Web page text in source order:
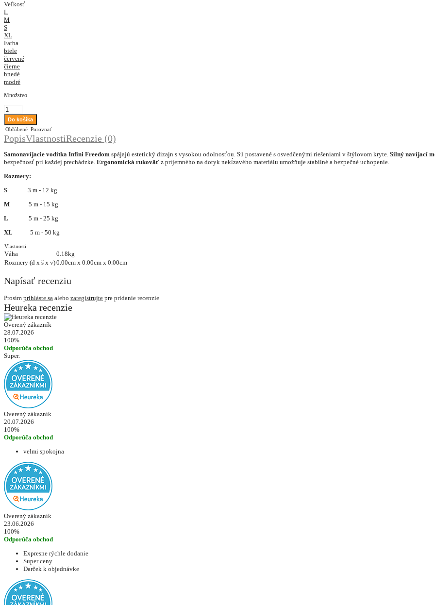
Veľkosť
L
M
S
XL
Farba
biele
červené
čierne
hnedé
modré
Množstvo
Obľúbené Porovnať
PopisVlastnostiRecenzie (0)
Samonavíjacie vodítka Infini Freedom spájajú estetický dizajn s vysokou odolnosťou. Sú postavené s osvedčenými riešeniami v štýlovom kryte. Silný navíjací
bezpečnosť pri každej prechádzke. Ergonomická rukoväť z príjemného na dotyk nekĺzavého materiálu umožňuje stabilné a bezpečné uchopenie.
Rozmery:
S 3 m - 12 kg
M 5 m - 15 kg
L
5 m - 25 kg
XL 5 m - 50 kg
Vlastnosti
Váha
0.18kg
Rozmery (d x š x v)0.00cm x 0.00cm x 0.00cm
Napísať recenziu
Prosím prihláste sa alebo zaregistrujte pre pridanie recenzie
Heureka recenzie
Overený zákazník
28.07.2026
100%
Odporúča obchod
Super.
Overený zákazník
20.07.2026
100%
Odporúča obchod
velmi spokojna
Overený zákazník
23.06.2026
100%
Odporúča obchod
Expresne rýchle dodanie
Super ceny
Darček k objednávke